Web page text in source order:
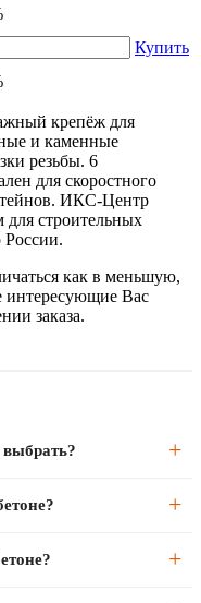
Купить
крепёж для
и каменные
резьбы. 6
для скоростного
ИКС-Центр
для строительных
России.
как в меньшую,
интересующие Вас
заказа.
перила). Рамный
гайку с усилием по